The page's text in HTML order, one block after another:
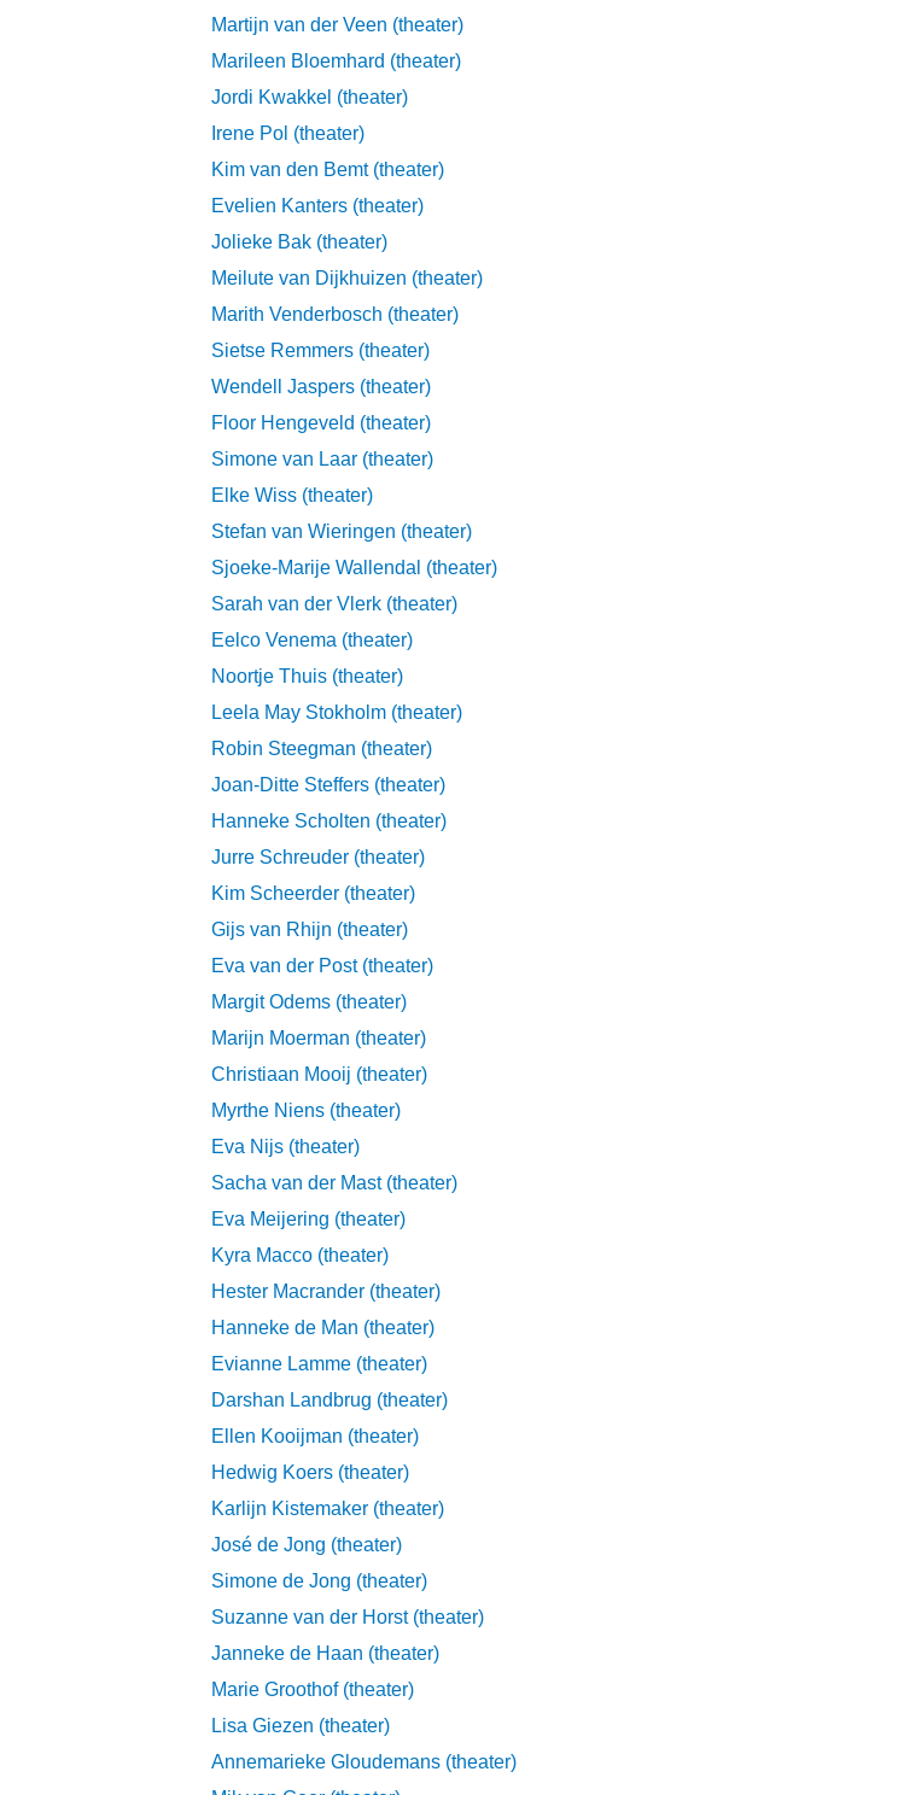
Martijn van der Veen (theater)
Marileen Bloemhard (theater)
Jordi Kwakkel (theater)
Irene Pol (theater)
Kim van den Bemt (theater)
Evelien Kanters (theater)
Jolieke Bak (theater)
Meilute van Dijkhuizen (theater)
Marith Venderbosch (theater)
Sietse Remmers (theater)
Wendell Jaspers (theater)
Floor Hengeveld (theater)
Simone van Laar (theater)
Elke Wiss (theater)
Stefan van Wieringen (theater)
Sjoeke-Marije Wallendal (theater)
Sarah van der Vlerk (theater)
Eelco Venema (theater)
Noortje Thuis (theater)
Leela May Stokholm (theater)
Robin Steegman (theater)
Joan-Ditte Steffers (theater)
Hanneke Scholten (theater)
Jurre Schreuder (theater)
Kim Scheerder (theater)
Gijs van Rhijn (theater)
Eva van der Post (theater)
Margit Odems (theater)
Marijn Moerman (theater)
Christiaan Mooij (theater)
Myrthe Niens (theater)
Eva Nijs (theater)
Sacha van der Mast (theater)
Eva Meijering (theater)
Kyra Macco (theater)
Hester Macrander (theater)
Hanneke de Man (theater)
Evianne Lamme (theater)
Darshan Landbrug (theater)
Ellen Kooijman (theater)
Hedwig Koers (theater)
Karlijn Kistemaker (theater)
José de Jong (theater)
Simone de Jong (theater)
Suzanne van der Horst (theater)
Janneke de Haan (theater)
Marie Groothof (theater)
Lisa Giezen (theater)
Annemarieke Gloudemans (theater)